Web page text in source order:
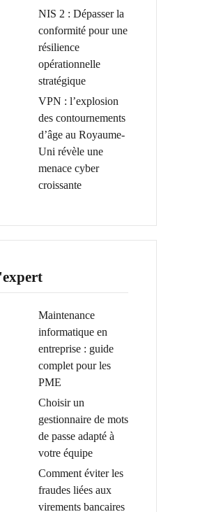
NIS 2 : Dépasser la
conformité pour une
résilience
opérationnelle
stratégique
VPN : l’explosion
des contournements
d’âge au Royaume-
Uni révèle une
menace cyber
croissante
Maintenance
informatique en
entreprise : guide
complet pour les
PME
Choisir un
gestionnaire de mots
de passe adapté à
votre équipe
Comment éviter les
fraudes liées aux
virements bancaires